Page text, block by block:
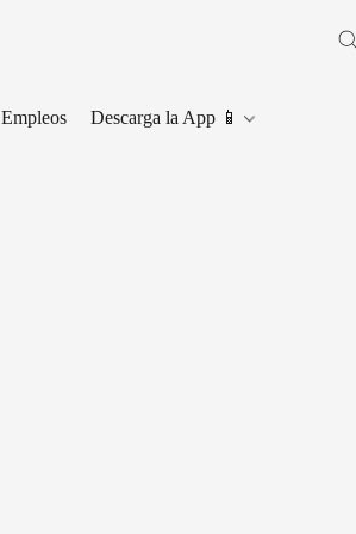
Empleos Descarga la App 📱